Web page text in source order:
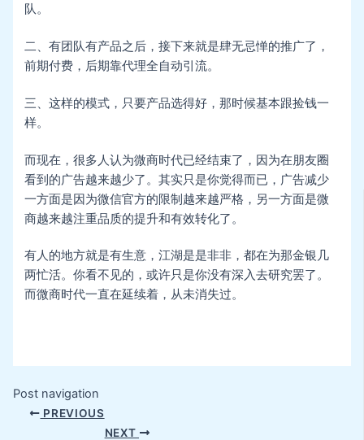
队。
二、有团队有产品之后，接下来就是肆无忌惮的推广了，
前期付费，后期靠代理全自动引流。
三、这样的模式，只要产品选得好，那时候基本跟捡钱一
样。
而现在，很多人认为微商时代已经结束了，因为在朋友圈
看到的广告越来越少了。其实只是你觉得而已，广告减少
一方面是因为微信官方的限制越来越严格，另一方面是微
商越来越注重品质的提升和有效转化了。
有人的地方就是有生意，江湖是是非非，都在为那金银几
两忙活。你看不见的，或许只是你没有深入去研究罢了。
而微商时代一直在延续着，从未消失过。
Post navigation
PREVIOUS
NEXT